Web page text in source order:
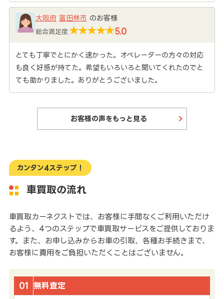
大阪府 富田林市 のお客様
総合満足度: 5.0
とても丁寧でとにかく速かった。オペレーターの方々の対応
も良く好感が持てた。希望もいろいろと聞いてくれたのでと
ても助かりました。ありがとうございました。
お客様の声をもっと見る
カンタン4ステップ！
車買取の流れ
車買取カーネクストでは、お客様に手間なくご利用いただけ
るよう、4つのステップで車買取サービスをご提供しておりま
す。また、お申し込みからお車の引取、各種お手続きまで、
お客様に費用をご負担いただくことはございません。
01 無料査定